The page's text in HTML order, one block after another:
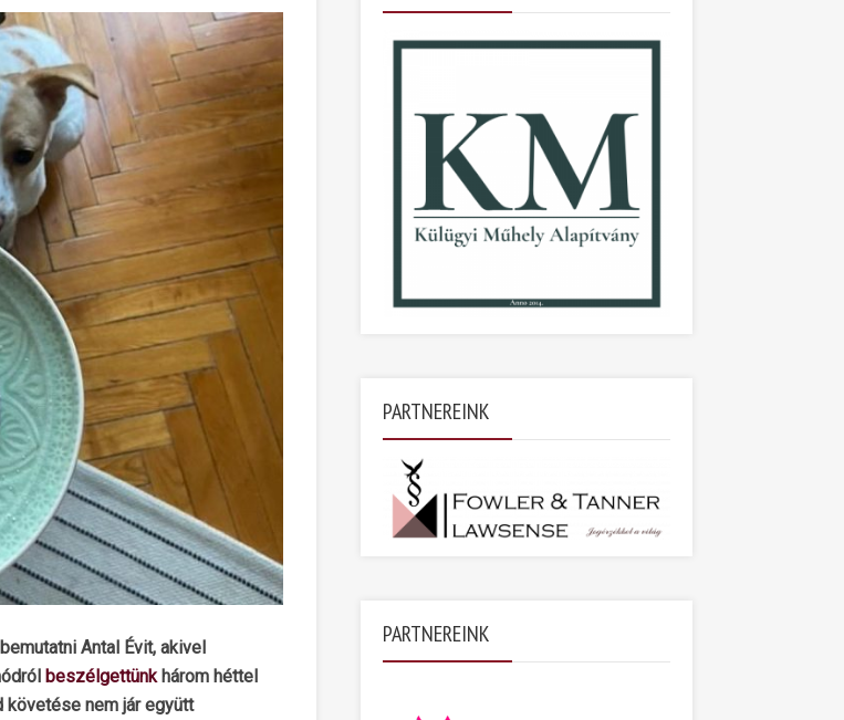
Antal Évit, akivel
beszélgettünkhárom héttel
követése nem jár együtt
PARTNEREINK
PARTNEREINK